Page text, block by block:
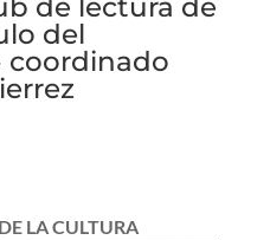
de lectura de
del
coordinado
LA CULTURA